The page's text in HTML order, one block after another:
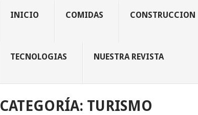
INICIO COMIDAS CONSTRUCCION
TECNOLOGIAS NUESTRA REVISTA
CATEGORÍA: TURISMO